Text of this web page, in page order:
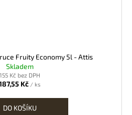
Fruity Economy 5l - Attis
Skladem
155 Kč bez DPH
Kč / ks
DO KOŠÍKU